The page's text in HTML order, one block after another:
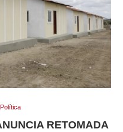
Política
RETOMADA